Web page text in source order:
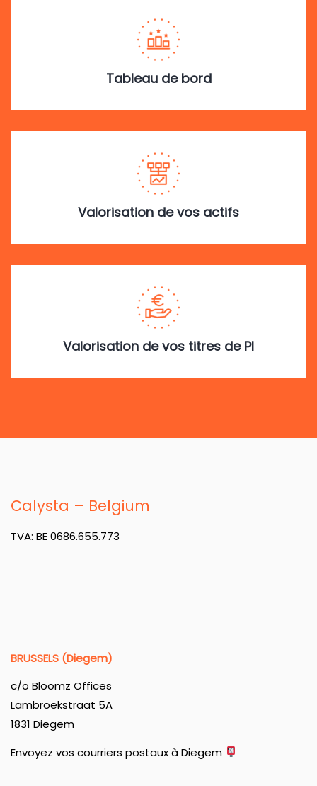
Tableau de bord
Valorisation de vos actifs
Valorisation de vos titres de PI
Calysta – Belgium
TVA: BE 0686.655.773
BRUSSELS (Diegem)
c/o Bloomz Offices
Lambroekstraat 5A
1831 Diegem
Envoyez vos courriers postaux à Diegem